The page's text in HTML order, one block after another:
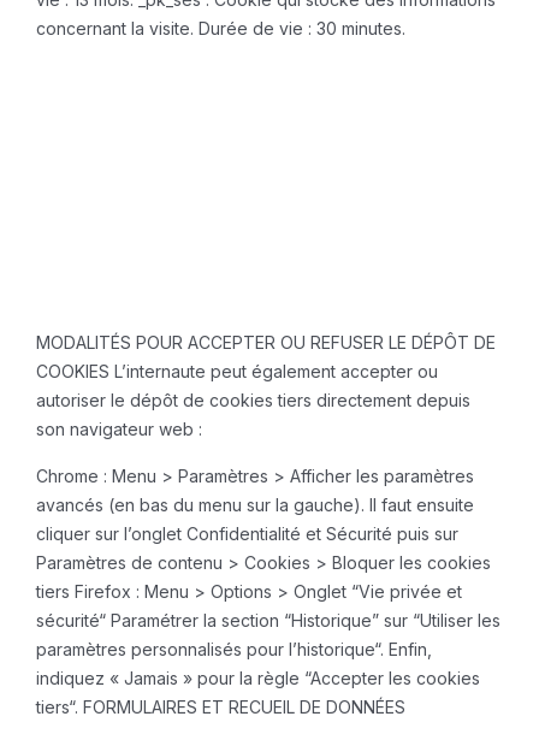
concernant la visite. Durée de vie : 30 minutes.
MODALITÉS POUR ACCEPTER OU REFUSER LE DÉPÔT DE
COOKIES L’internaute peut également accepter ou
autoriser le dépôt de cookies tiers directement depuis
son navigateur web :
Chrome : Menu > Paramètres > Afficher les paramètres
avancés (en bas du menu sur la gauche). Il faut ensuite
cliquer sur l’onglet Confidentialité et Sécurité puis sur
Paramètres de contenu > Cookies > Bloquer les cookies
tiers Firefox : Menu > Options > Onglet “Vie privée et
sécurité“ Paramétrer la section “Historique” sur “Utiliser les
paramètres personnalisés pour l’historique“. Enfin,
indiquez « Jamais » pour la règle “Accepter les cookies
tiers“. FORMULAIRES ET RECUEIL DE DONNÉES